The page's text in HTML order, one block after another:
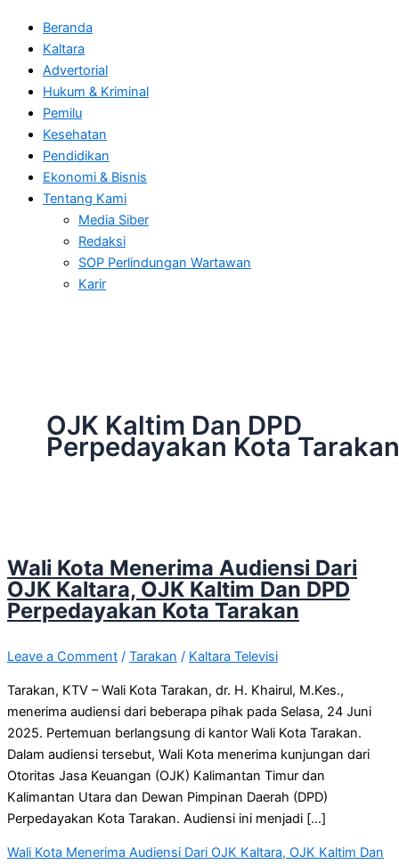
Beranda
Kaltara
Advertorial
Hukum & Kriminal
Pemilu
Kesehatan
Pendidikan
Ekonomi & Bisnis
Tentang Kami
Media Siber
Redaksi
SOP Perlindungan Wartawan
Karir
OJK Kaltim Dan DPD
Perpedayakan Kota Tarakan
Wali Kota Menerima Audiensi Dari
OJK Kaltara, OJK Kaltim Dan DPD
Perpedayakan Kota Tarakan
Leave a Comment / Tarakan / Kaltara Televisi
Tarakan, KTV – Wali Kota Tarakan, dr. H. Khairul, M.Kes.,
menerima audiensi dari beberapa pihak pada Selasa, 24 Juni
2025. Pertemuan berlangsung di kantor Wali Kota Tarakan.
Dalam audiensi tersebut, Wali Kota menerima kunjungan dari
Otoritas Jasa Keuangan (OJK) Kalimantan Timur dan
Kalimantan Utara dan Dewan Pimpinan Daerah (DPD)
Perpedayakan Kota Tarakan. Audiensi ini menjadi […]
Wali Kota Menerima Audiensi Dari OJK Kaltara, OJK Kaltim Dan